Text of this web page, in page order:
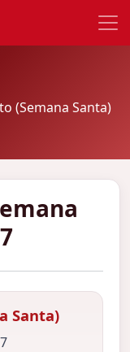
(Semana Santa)
Santa)